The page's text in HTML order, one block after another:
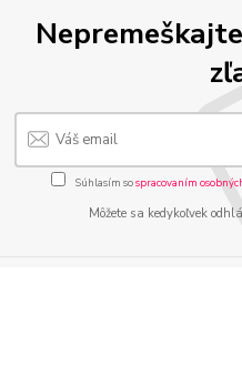
Súhlasím sospracovaním
Môžete sa kedykoľvek